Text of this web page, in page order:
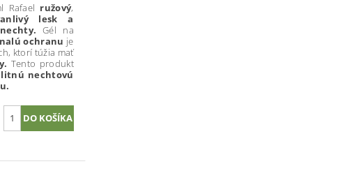
Rafael ružový,
lesk a
Gél na
ochranu je
ktorí túžia mať
Tento produkt
nechtovú